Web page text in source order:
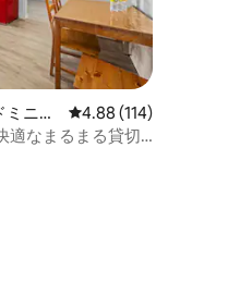
均評価
ニア
レビュー114件、5つ
4.88 (114)
適なまるまる貸切 |